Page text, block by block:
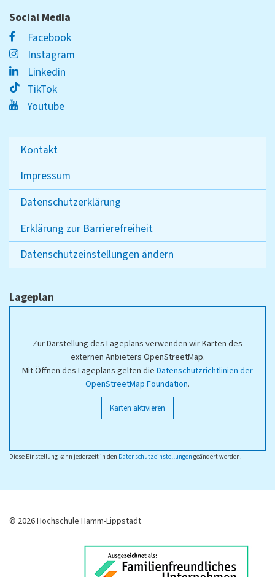
Social Media
Facebook
Instagram
Linkedin
TikTok
Youtube
Kontakt
Impressum
Datenschutzerklärung
Erklärung zur Barrierefreiheit
Datenschutzeinstellungen ändern
Lageplan
Zur Darstellung des Lageplans verwenden wir Karten des
externen Anbieters OpenStreetMap.
Mit Öffnen des Lageplans gelten die Datenschutzrichtlinien der
OpenStreetMap Foundation.
Karten aktivieren
Diese Einstellung kann jederzeit in den Datenschutzeinstellungen geändert werden.
© 2026 Hochschule Hamm-Lippstadt